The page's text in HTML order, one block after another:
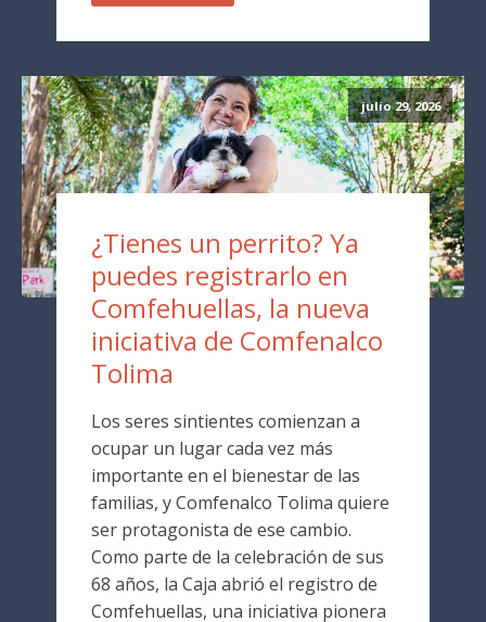
julio 29, 2026
¿Tienes un perrito? Ya
puedes registrarlo en
Comfehuellas, la nueva
iniciativa de Comfenalco
Tolima
Los seres sintientes comienzan a
ocupar un lugar cada vez más
importante en el bienestar de las
familias, y Comfenalco Tolima quiere
ser protagonista de ese cambio.
Como parte de la celebración de sus
68 años, la Caja abrió el registro de
Comfehuellas, una iniciativa pionera